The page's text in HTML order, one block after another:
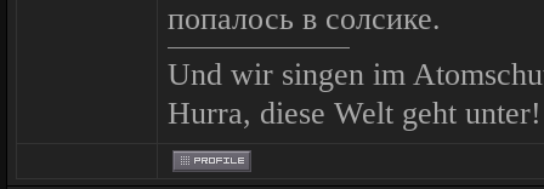
попалось в солсике.
Und wir singen im
Hurra, diese Welt geht unter!